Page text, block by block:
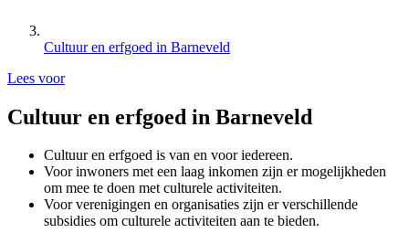
Cultuur en erfgoed in Barneveld
Lees voor
Cultuur en erfgoed in Barneveld
Cultuur en erfgoed is van en voor iedereen.
Voor inwoners met een laag inkomen zijn er mogelijkheden
om mee te doen met culturele activiteiten.
Voor verenigingen en organisaties zijn er verschillende
subsidies om culturele activiteiten aan te bieden.